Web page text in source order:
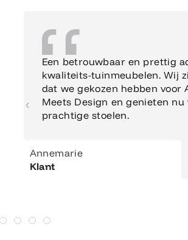
Een betrouwbaar en prettig
kwaliteits-tuinmeubelen. Wij
dat we gekozen hebben voor
Meets Design en genieten nu
prachtige stoelen.
Annemarie
Klant